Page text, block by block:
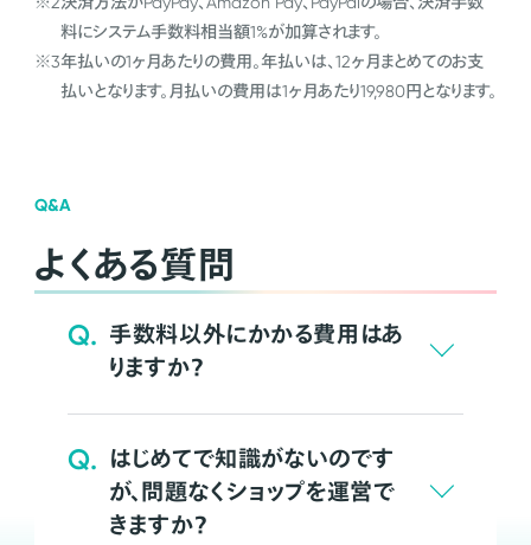
料にシステム手数料相当額1%が加算されます。
※3年払いの1ヶ月あたりの費用。年払いは、12ヶ月まとめてのお支
払いとなります。月払いの費用は1ヶ月あたり19,980円となります。
Q&A
よくある質問
Q. 手数料以外にかかる費用はあ
りますか？
Q. はじめてで知識がないのです
が、問題なくショップを運営で
きますか？